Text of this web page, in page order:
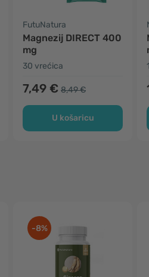
FutuNatura
Magnezij DIRECT 400
mg
30 vrećica
7,49 € 8,49 €
U košaricu
-8%